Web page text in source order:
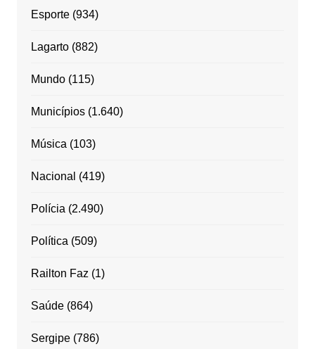
Esporte(934)
Lagarto(882)
Mundo(115)
Municípios(1.640)
Música (103)
Nacional (419)
Polícia (2.490)
Política (509)
Railton Faz (1)
Saúde(864)
Sergipe(786)